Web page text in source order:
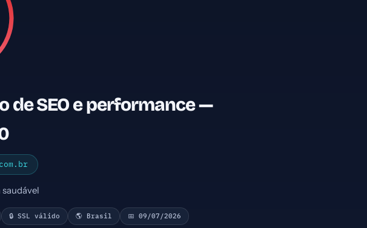
de SEO e performance —
🔒 SSL válido 🌎 Brasil 📅 09/07/2026